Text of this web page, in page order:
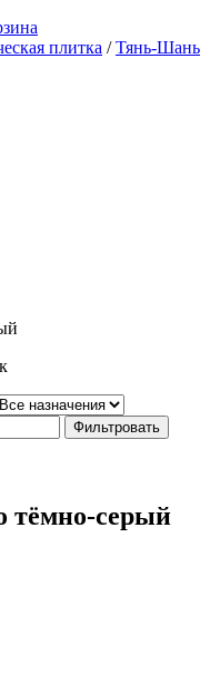
плитка /Тянь-Шань
Фильтровать
тёмно-серый